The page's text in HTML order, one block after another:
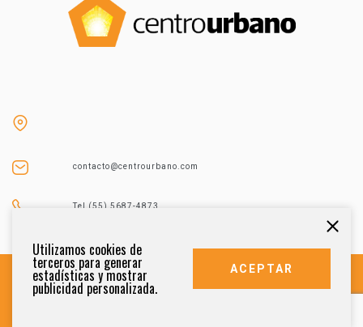
contacto@centrourbano.com
Tel (55) 5687-4873
Utilizamos cookies de
terceros para generar
estadísticas y mostrar
publicidad personalizada.
ACEPTAR